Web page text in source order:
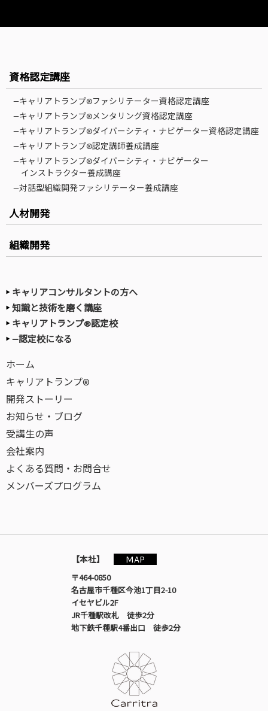
資格認定講座
—キャリアトランプ®ファシリテーター資格認定講座
—キャリアトランプ®メンタリング資格認定講座
—キャリアトランプ®ダイバーシティ・ナビゲーター資格認定講座
—キャリアトランプ®認定講師養成講座
—キャリアトランプ®ダイバーシティ・ナビゲーター
インストラクター養成講座
—対話型組織開発ファシリテーター養成講座
人材開発
組織開発
キャリアコンサルタントの方へ
知識と技術を磨く講座
キャリアトランプ®認定校
—認定校になる
ホーム
キャリアトランプ®
開発ストーリー
お知らせ・ブログ
受講生の声
会社案内
よくある質問・お問合せ
メンバーズプログラム
【本社】
MAP
〒464-0850
名古屋市千種区今池1丁目2-10
イセヤビル2F
JR千種駅改札 徒歩2分
地下鉄千種駅4番出口 徒歩2分